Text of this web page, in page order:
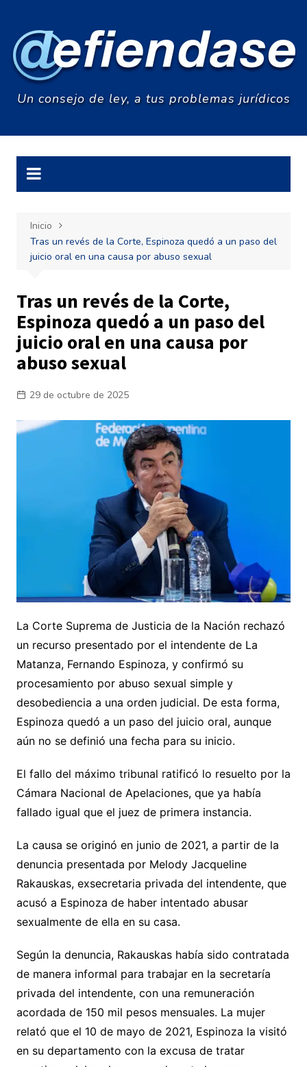
contenido
Un consejo de ley, a tus problemas jurídicos
Inicio
Tras un revés de la Corte, Espinoza quedó a un paso del
juicio oral en una causa por abuso sexual
Tras un revés de la Corte,
Espinoza quedó a un paso del
juicio oral en una causa por
abuso sexual
29 de octubre de 2025
La Corte Suprema de Justicia de la Nación rechazó
un recurso presentado por el intendente de La
Matanza, Fernando Espinoza, y confirmó su
procesamiento por abuso sexual simple y
desobediencia a una orden judicial. De esta forma,
Espinoza quedó a un paso del juicio oral, aunque
aún no se definió una fecha para su inicio.
El fallo del máximo tribunal ratificó lo resuelto por la
Cámara Nacional de Apelaciones, que ya había
fallado igual que el juez de primera instancia.
La causa se originó en junio de 2021, a partir de la
denuncia presentada por Melody Jacqueline
Rakauskas, exsecretaria privada del intendente, que
acusó a Espinoza de haber intentado abusar
sexualmente de ella en su casa.
Según la denuncia, Rakauskas había sido contratada
de manera informal para trabajar en la secretaría
privada del intendente, con una remuneración
acordada de 150 mil pesos mensuales. La mujer
relató que el 10 de mayo de 2021, Espinoza la visitó
en su departamento con la excusa de tratar